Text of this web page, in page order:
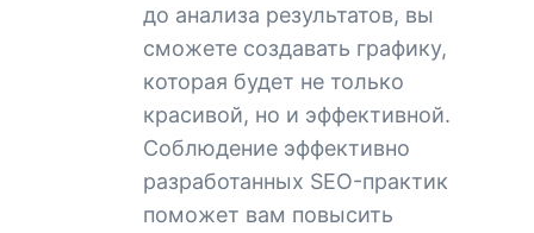
до анализа результатов, вы
сможете создавать графику,
которая будет не только
красивой, но и эффективной.
Соблюдение эффективно
разработанных SEO-практик
поможет вам повысить